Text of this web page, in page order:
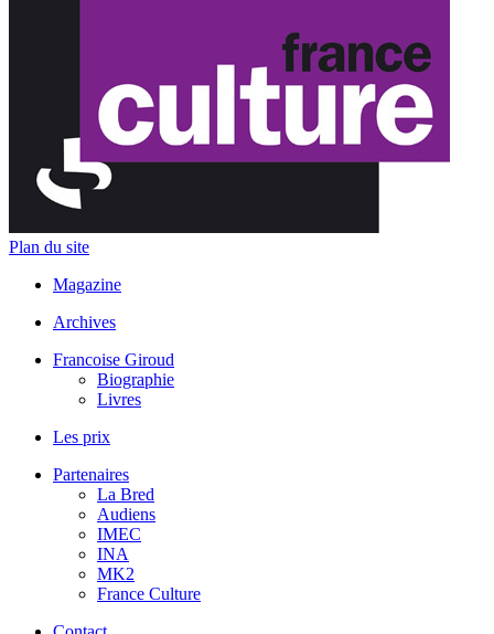
Plan du site
Magazine
Archives
Francoise Giroud
Biographie
Livres
Les prix
Partenaires
La Bred
Audiens
IMEC
INA
MK2
France Culture